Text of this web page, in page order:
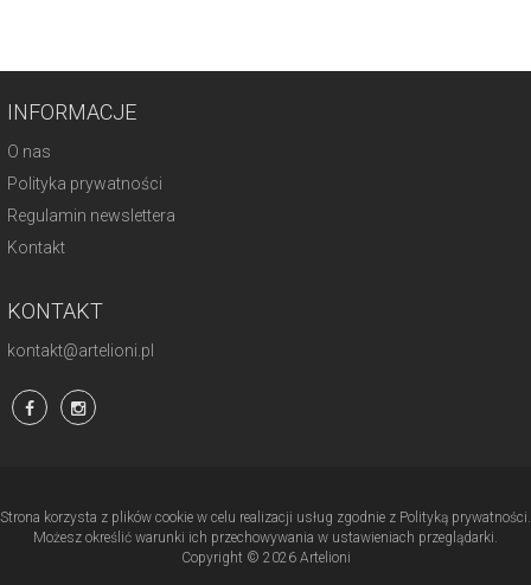
INFORMACJE
O nas
Polityka prywatności
Regulamin newslettera
Kontakt
KONTAKT
kontakt@artelioni.pl
Strona korzysta z plików cookie w celu realizacji usług zgodnie z Polityką prywatności.
Możesz określić warunki ich przechowywania w ustawieniach przeglądarki.
Copyright © 2026 Artelioni